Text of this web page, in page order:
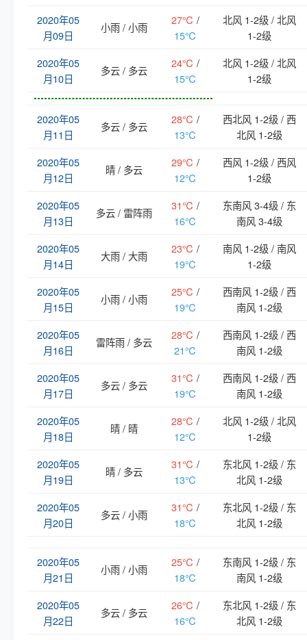
2020年05
月09日
小雨 / 小雨
27℃ /
15℃
北风 1-2级 / 北风
1-2级
2020年05
月10日
多云 / 多云
24℃ /
15℃
北风 1-2级 / 北风
1-2级
2020年05
月11日
多云 / 多云
28℃ /
13℃
西北风 1-2级 / 西
北风 1-2级
2020年05
月12日
晴 / 多云
29℃ /
12℃
西风 1-2级 / 西风
1-2级
2020年05
月13日
多云 / 雷阵雨
31℃ /
16℃
东南风 3-4级 / 东
南风 3-4级
2020年05
月14日
大雨 / 大雨
23℃ /
19℃
南风 1-2级 / 南风
1-2级
2020年05
月15日
小雨 / 小雨
25℃ /
19℃
西南风 1-2级 / 西
南风 1-2级
2020年05
月16日
雷阵雨 / 多云
28℃ /
21℃
西南风 1-2级 / 西
南风 1-2级
2020年05
月17日
多云 / 多云
31℃ /
19℃
西南风 1-2级 / 西
南风 1-2级
2020年05
月18日
晴 / 晴
28℃ /
12℃
北风 1-2级 / 北风
1-2级
2020年05
月19日
晴 / 多云
31℃ /
13℃
东北风 1-2级 / 东
北风 1-2级
2020年05
月20日
多云 / 小雨
31℃ /
18℃
东北风 1-2级 / 东
北风 1-2级
2020年05
月21日
小雨 / 小雨
25℃ /
18℃
东南风 1-2级 / 东
南风 1-2级
2020年05
月22日
多云 / 多云
26℃ /
16℃
东北风 1-2级 / 东
北风 1-2级